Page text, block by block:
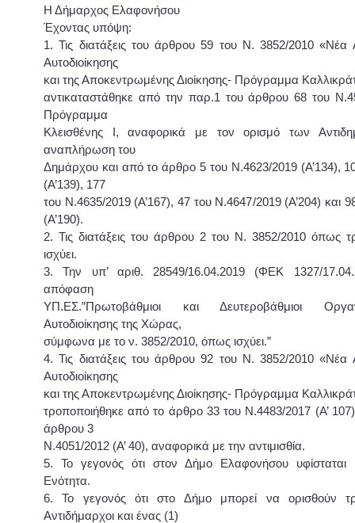
Η Δήμαρχος Ελαφονήσου
Έχοντας υπόψη:
1. Τις διατάξεις του άρθρου 59 του Ν. 3852/2010 «Νέα
Αυτοδιοίκησης
και της Αποκεντρωμένης Διοίκησης- Πρόγραμμα
αντικαταστάθηκε από την παρ.1 του άρθρου 68 του
Πρόγραμμα
Κλεισθένης Ι, αναφορικά με τον ορισμό των
αναπλήρωση του
Δημάρχου και από το άρθρο 5 του Ν.4623/2019 (Α’134),
(Α’139), 177
του Ν.4635/2019 (Α’167), 47 του Ν.4647/2019 (Α’204) και
(Α’190).
2. Τις διατάξεις του άρθρου 2 του Ν. 3852/2010 όπως
ισχύει.
3. Την υπ’ αριθ. 28549/16.04.2019 (ΦΕΚ 1327/
απόφαση
ΥΠ.ΕΣ.”Πρωτοβάθμιοι και Δευτεροβάθμιοι
Αυτοδιοίκησης της Χώρας,
σύμφωνα με το ν. 3852/2010, όπως ισχύει.”
4. Τις διατάξεις του άρθρου 92 του Ν. 3852/2010 «Νέα
Αυτοδιοίκησης
και της Αποκεντρωμένης Διοίκησης- Πρόγραμμα
τροποποιήθηκε από το άρθρο 33 του Ν.4483/2017 (Α’
άρθρου 3
Ν.4051/2012 (Α’ 40), αναφορικά με την αντιμισθία.
5. Το γεγονός ότι στον Δήμο Ελαφονήσου υφίσταται
Ενότητα.
6. Το γεγονός ότι στο Δήμο μπορεί να ορισθούν
Αντιδήμαρχοι και ένας (1)